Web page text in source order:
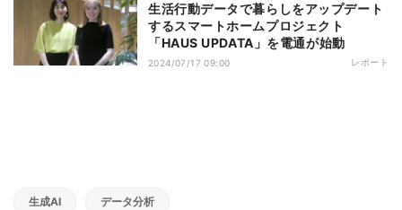
生活行動データで暮らしをアップデート
するスマートホームプロジェクト
「HAUS UPDATA」を電通が始動
2024/07/17 09:00 レポート
生成AI データ分析